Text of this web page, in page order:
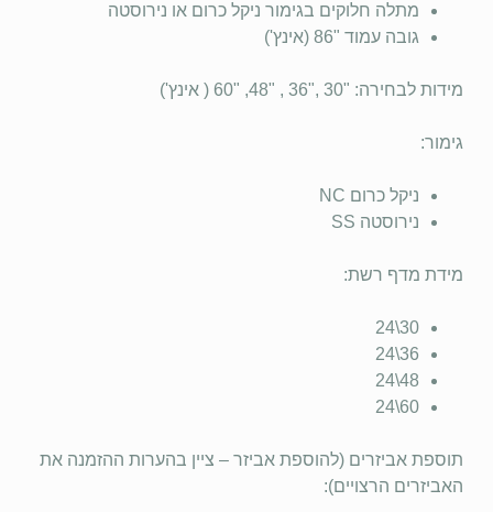
מתלה חלוקים בגימור ניקל כרום או נירוסטה
גובה עמוד "86 (אינץ')
מידות לבחירה: "30 ,"36 , "48, "60 ( אינץ')
גימור:
ניקל כרום NC
נירוסטה SS
מידת מדף רשת:
30\24
36\24
48\24
60\24
תוספת אביזרים (להוספת אביזר – ציין בהערות ההזמנה את
האביזרים הרצויים):